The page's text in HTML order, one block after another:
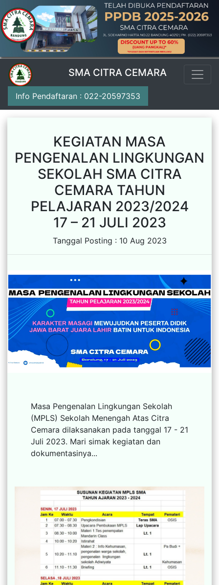
SMA CITRA CEMARA
Info Pendaftaran : 022-20597353
KEGIATAN MASA
PENGENALAN LINGKUNGAN
SEKOLAH SMA CITRA
CEMARA TAHUN
PELAJARAN 2023/2024
17 – 21 JULI 2023
Tanggal Posting : 10 Aug 2023
Masa Pengenalan Lingkungan Sekolah
(MPLS) Sekolah Menengah Atas Citra
Cemara dilaksanakan pada tanggal 17 - 21
Juli 2023. Mari simak kegiatan dan
dokumentasinya...